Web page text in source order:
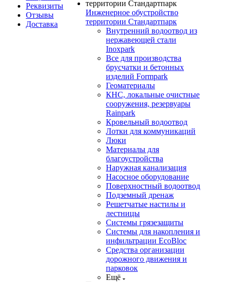
Реквизиты
Отзывы
Доставка
Инженерное обустройство
территории Стандартпарк
Внутренний водоотвод из
нержавеющей стали
Inoxpark
Все для производства
брусчатки и бетонных
изделий Formpark
Геоматериалы
КНС, локальные очистные
сооружения, резервуары
Rainpark
Кровельный водоотвод
Лотки для коммуникаций
Люки
Материалы для
благоустройства
Наружная канализация
Насосное оборудование
Поверхностный водоотвод
Подземный дренаж
Решетчатые настилы и
лестницы
Системы грязезащиты
Системы для накопления и
инфильтрации EcoBloc
Средства организации
дорожного движения и
парковок
Ещё